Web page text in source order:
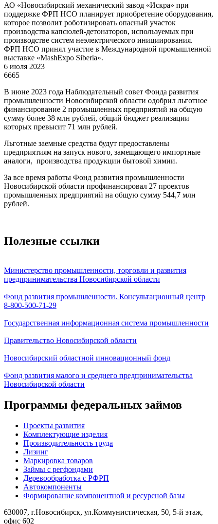
АО «Новосибирский механический завод «Искра» при
поддержке ФРП НСО планирует приобретение оборудования,
которое позволит роботизировать опасный участок
производства капсюлей-детонаторов, используемых при
производстве систем неэлектрического инициирования.
ФРП НСО принял участие в Международной промышленной
выставке «MashExpo Siberia».
6 июля 2023
6665
В июне 2023 года Наблюдательный совет Фонда развития
промышленности Новосибирской области одобрил льготное
финансирование 2 промышленных предприятий на общую
сумму более 38 млн рублей, общий бюджет реализации
которых превысит 71 млн рублей.
Льготные заемные средства будут предоставлены
предприятиям на запуск нового, замещающего импортные
аналоги, производства продукции бытовой химии.
За все время работы Фонд развития промышленности
Новосибирской области профинансировал 27 проектов
промышленных предприятий на общую сумму 544,7 млн
рублей.
Полезные ссылки
Министерство промышленности, торговли и развития
предпринимательства Новосибирской области
Фонд развития промышленности. Консультационный центр
8-800-500-71-29
Государственная информационная система промышленности
Правительство Новосибирской области
Новосибирский областной инновационный фонд
Фонд развития малого и среднего предпринимательства
Новосибирской области
Программы федеральных займов
Проекты развития
Комплектующие изделия
Производительность труда
Лизинг
Маркировка товаров
Займы с регфондами
Деревообработка с РФРП
Автокомпоненты
Формирование компонентной и ресурсной базы
630007, г.Новосибирск, ул.Коммунистическая, 50, 5-й этаж,
офис 602